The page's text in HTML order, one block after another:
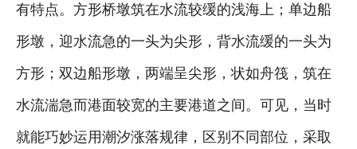
有特点。方形桥墩筑在水流较缓的浅海上；单边船
形墩，迎水流急的一头为尖形，背水流缓的一头为
方形；双边船形墩，两端呈尖形，状如舟筏，筑在
水流湍急而港面较宽的主要港道之间。可见，当时
就能巧妙运用潮汐涨落规律，区别不同部位，采取